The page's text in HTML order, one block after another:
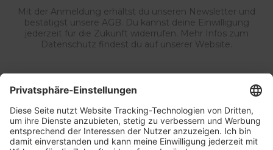
Mit der Anmeldung erhältst du unseren Newsletter und
bestätigst unsere AGB. Du kannst deine Einwilligung
jederzeit für die Zukunft widerrufen. Mehr Infos zum
Datenschutz findest du auf unserer Website.